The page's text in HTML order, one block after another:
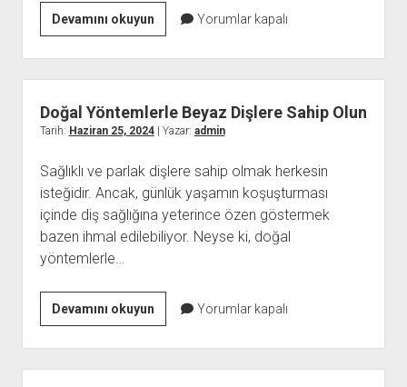
Devamını okuyunFutbolda
İlk
Video
Analizleri
ve
Kullanımları
Yorumlar kapalı
Doğal Yöntemlerle Beyaz Dişlere Sahip Olun
Tarih: Haziran 25, 2024| Yazar: admin
Sağlıklı ve parlak dişlere sahip olmak herkesin
isteğidir. Ancak, günlük yaşamın koşuşturması
içinde diş sağlığına yeterince özen göstermek
bazen ihmal edilebiliyor. Neyse ki, doğal
yöntemlerle…
Devamını okuyunDoğal
Yöntemlerle
Beyaz
Dişlere
Yorumlar kapalı